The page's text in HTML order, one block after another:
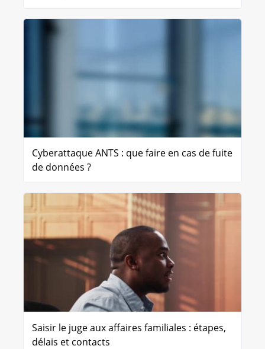
Cyberattaque ANTS : que faire en cas de fuite
de données ?
Saisir le juge aux affaires familiales : étapes,
délais et contacts